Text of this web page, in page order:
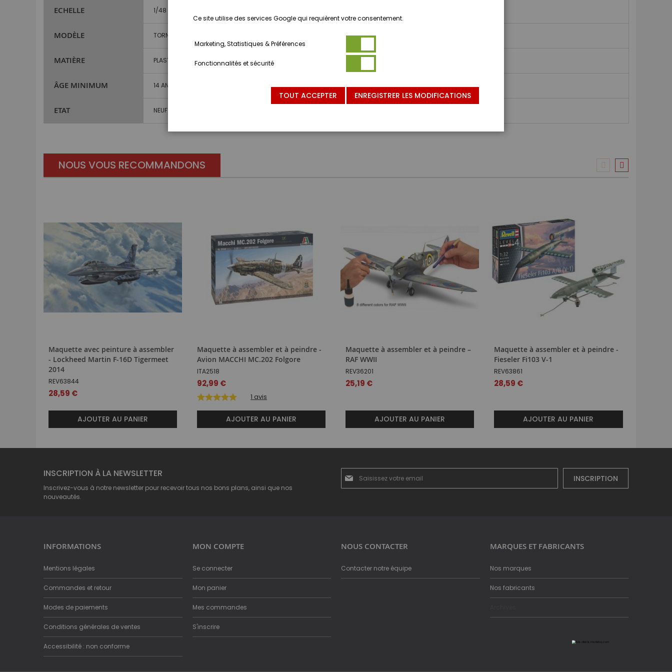
ECHELLE 1/48
MODÈLE TORNADO
MATIÈRE PLASTIQUE
ÂGE MINIMUM 14 ANS ET PLUS
ETAT NEUF
NOUS VOUS RECOMMANDONS
Maquette avec peinture à assembler
- Lockheed Martin F-16D Tigermeet
2014
REV63844
28,59 €
AJOUTER AU PANIER
Maquette à assembler et à peindre -
Avion MACCHI MC.202 Folgore
ITA2518
92,99 €
1 avis
AJOUTER AU PANIER
Maquette à assembler et à peindre –
RAF WWII
REV36201
25,19 €
AJOUTER AU PANIER
Maquette à assembler et à peindre -
Fieseler Fi103 V-1
REV63861
28,59 €
AJOUTER AU PANIER
INSCRIPTION À LA NEWSLETTER
Inscrivez-vous à notre newsletter pour recevoir tous nos bons plans, ainsi que nos
nouveautés.
notre
INSCRIPTION
INFORMATIONS
Mentions légales
Commandes et retour
Modes de paiements
Conditions générales de ventes
Accessibilité : non conforme
MON COMPTE
Se connecter
Mon panier
Mes commandes
S'inscrire
NOUS CONTACTER
Contacter notre équipe
MARQUES ET FABRICANTS
Nos marques
Nos fabricants
Ce site utilise des services Google qui requièrent votre consentement.
Marketing, Statistiques & Préférences
Fonctionnalités et sécurité
TOUT ACCEPTER ENREGISTRER LES MODIFICATIONS